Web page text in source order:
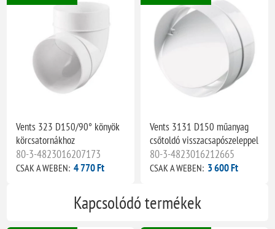
Vents 323 D150/90° könyök
körcsatornákhoz
80-3-4823016207173
CSAK A WEBEN: 4 770 Ft
Vents 3131 D150 műanyag
csőtoldó visszacsapószeleppel
80-3-4823016212665
CSAK A WEBEN: 3 600 Ft
Kapcsolódó termékek